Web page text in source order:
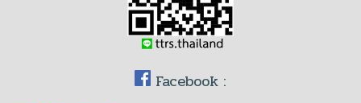
Facebook :